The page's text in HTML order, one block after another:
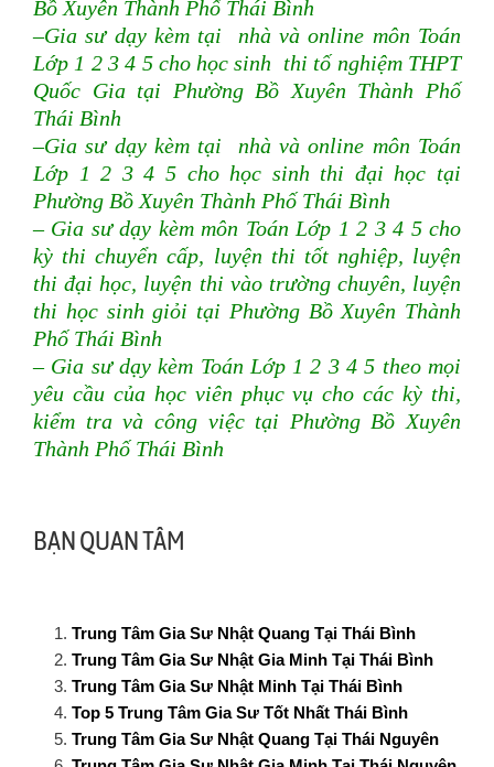
Bồ Xuyên Thành Phố Thái Bình
–Gia sư dạy kèm tại nhà và online môn Toán
Lớp 1 2 3 4 5 cho học sinh thi tố nghiệm THPT
Quốc Gia tại Phường Bồ Xuyên Thành Phố
Thái Bình
–Gia sư dạy kèm tại nhà và online môn Toán
Lớp 1 2 3 4 5 cho học sinh thi đại học tại
Phường Bồ Xuyên Thành Phố Thái Bình
– Gia sư dạy kèm môn Toán Lớp 1 2 3 4 5 cho
kỳ thi chuyển cấp, luyện thi tốt nghiệp, luyện
thi đại học, luyện thi vào trường chuyên, luyện
thi học sinh giỏi tại Phường Bồ Xuyên Thành
Phố Thái Bình
– Gia sư dạy kèm Toán Lớp 1 2 3 4 5 theo mọi
yêu cầu của học viên phục vụ cho các kỳ thi,
kiểm tra và công việc tại Phường Bồ Xuyên
Thành Phố Thái Bình
BẠN QUAN TÂM
Trung Tâm Gia Sư Nhật Quang Tại Thái Bình
Trung Tâm Gia Sư Nhật Gia Minh Tại Thái Bình
Trung Tâm Gia Sư Nhật Minh Tại Thái Bình
Top 5 Trung Tâm Gia Sư Tốt Nhất Thái Bình
Trung Tâm Gia Sư Nhật Quang Tại Thái Nguyên